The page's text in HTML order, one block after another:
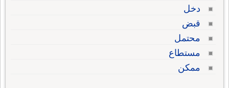
دخل
قبض
محتمل
مستطاع
ممكن